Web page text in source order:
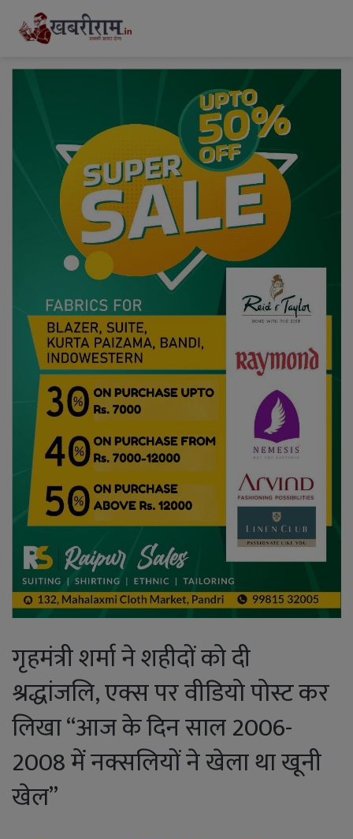
गृहमंत्री शर्मा ने शहीदों को दी
श्रद्धांजलि, एक्स पर वीडियो पोस्ट कर
लिखा “आज के दिन साल 2006-
2008 में नक्सलियों ने खेला था खूनी
खेल”